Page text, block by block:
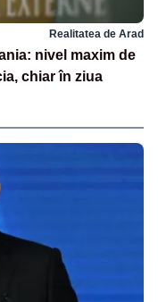
Realitatea de Arad
nivel maxim de
chiar în ziua